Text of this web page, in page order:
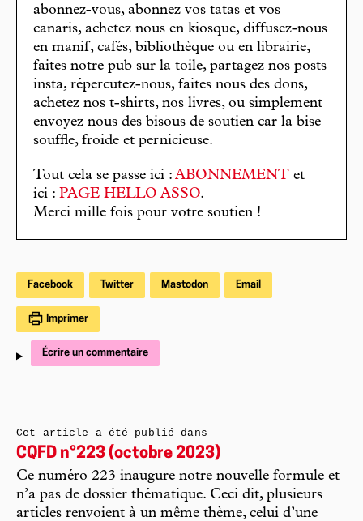
abonnez-vous, abonnez vos tatas et vos
canaris, achetez nous en kiosque, diffusez-nous
en manif, cafés, bibliothèque ou en librairie,
faites notre pub sur la toile, partagez nos posts
insta, répercutez-nous, faites nous des dons,
achetez nos t-shirts, nos livres, ou simplement
envoyez nous des bisous de soutien car la bise
souffle, froide et pernicieuse.
Tout cela se passe ici : ABONNEMENT et
ici : PAGE HELLO ASSO.
Merci mille fois pour votre soutien !
Facebook Twitter Mastodon Email
Imprimer
Écrire un commentaire
Cet article a été publié dans
CQFD n°223 (octobre 2023)
Ce numéro 223 inaugure notre nouvelle formule et
n’a pas de dossier thématique. Ceci dit, plusieurs
articles renvoient à un même thème, celui d’une